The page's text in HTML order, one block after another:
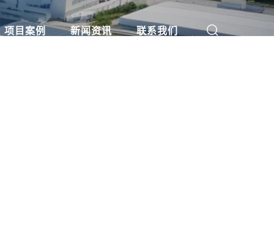
项目案例 新闻资讯 联系我们